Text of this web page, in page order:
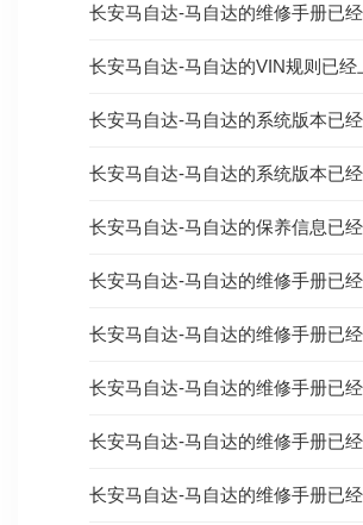
长安马自达-马自达的维修手册已
长安马自达-马自达的VIN规则已经
长安马自达-马自达的系统版本已
长安马自达-马自达的系统版本已
长安马自达-马自达的保养信息已
长安马自达-马自达的维修手册已
长安马自达-马自达的维修手册已
长安马自达-马自达的维修手册已
长安马自达-马自达的维修手册已
长安马自达-马自达的维修手册已